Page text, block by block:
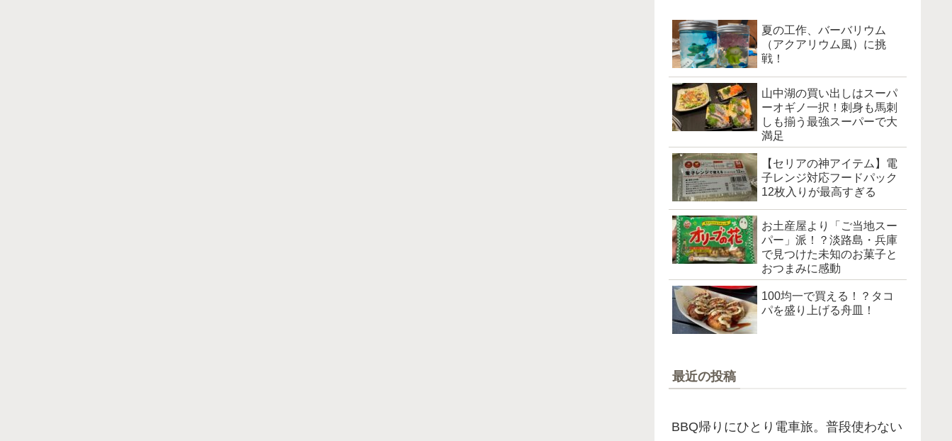
夏の工作、バーバリウム
（アクアリウム風）に挑
戦！
山中湖の買い出しはスーパ
ーオギノ一択！刺身も馬刺
しも揃う最強スーパーで大
満足
【セリアの神アイテム】電
子レンジ対応フードパック
12枚入りが最高すぎる
お土産屋より「ご当地スー
パー」派！？淡路島・兵庫
で見つけた未知のお菓子と
おつまみに感動
100均一で買える！？タコ
パを盛り上げる舟皿！
最近の投稿
BBQ帰りにひとり電車旅。普段使わない